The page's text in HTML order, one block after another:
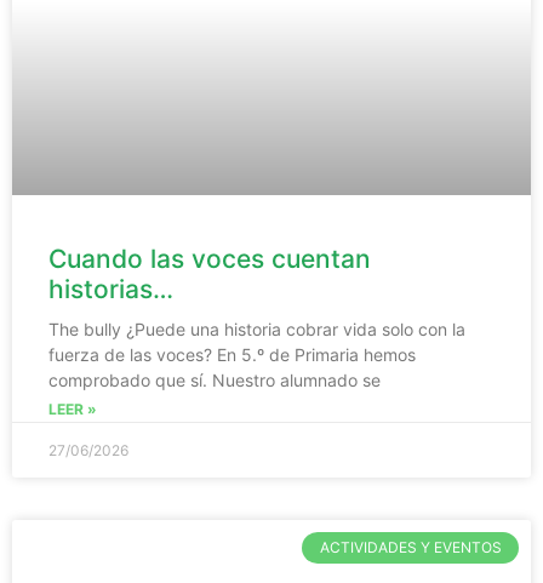
Cuando las voces cuentan
historias…
The bully ¿Puede una historia cobrar vida solo con la
fuerza de las voces? En 5.º de Primaria hemos
comprobado que sí. Nuestro alumnado se
LEER »
27/06/2026
ACTIVIDADES Y EVENTOS